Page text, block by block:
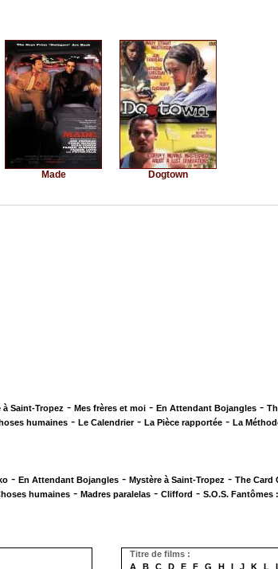
Made Dogtown
à Saint-Tropez - Mes frères et moi - En Attendant Bojangles -
humaines - Le Calendrier- La Pièce rapportée - La
- En Attendant Bojangles - Mystère à Saint-Tropez - The Card
humaines - Madres paralelas - Clifford - S.O.S. Fantômes
Titre de films :
A
B C D E F G H I J K L